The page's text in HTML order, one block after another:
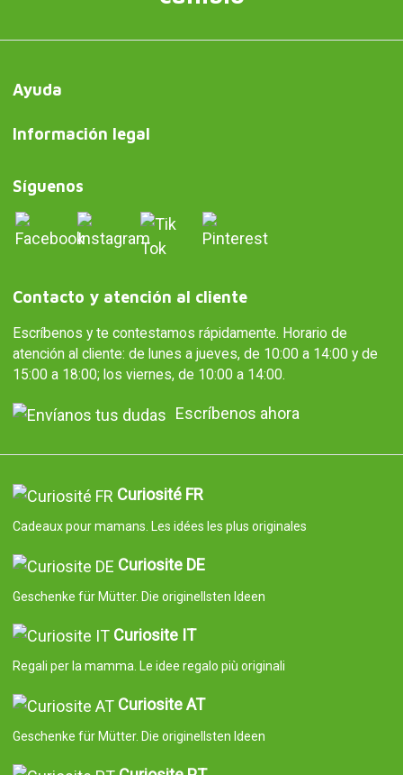
Ayuda
Información legal
Síguenos
Contacto y atención al cliente
Escríbenos y te contestamos rápidamente. Horario de
atención al cliente: de lunes a jueves, de 10:00 a 14:00 y de
15:00 a 18:00; los viernes, de 10:00 a 14:00.
Escríbenos ahora
Curiosité FR
Cadeaux pour mamans. Les idées les plus originales
Curiosite DE
Geschenke für Mütter. Die originellsten Ideen
Curiosite IT
Regali per la mamma. Le idee regalo più originali
Curiosite AT
Geschenke für Mütter. Die originellsten Ideen